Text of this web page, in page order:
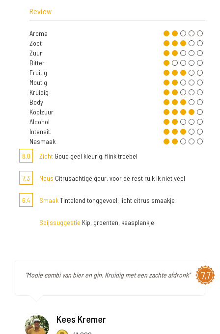
Review
Aroma
Zoet
Zuur
Bitter
Fruitig
Moutig
Kruidig
Body
Koolzuur
Alcohol
Intensit.
Nasmaak
8,0
Zicht Goud geel kleurig, flink troebel
7,3 Neus Citrusachtige geur, voor de rest ruik ik niet veel
6,4 SmaakTintelend tonggevoel, licht citrus smaakje
Spijssuggestie Kip, groenten, kaasplankje
7,7
"Mooie combi van bier en gin. Kruidig met een zachte afdronk"
Kees Kremer